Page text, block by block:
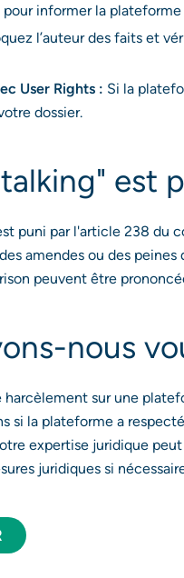
informer la
l’auteur des faits et
User Rights : Si la
dossier.
est
puni par l'article 238 du
amendes ou des peines
peuvent être
nous
harcèlement sur une
si la plateforme a
expertise juridique
juridiques si